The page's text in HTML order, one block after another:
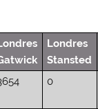
Londres
Stansted
0